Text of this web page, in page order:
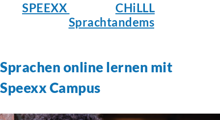
SPEEXX
CHiLLL
Sprachtandems
Sprachen online lernen mit
Speexx Campus